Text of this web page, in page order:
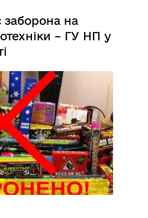
заборона на
– ГУ НП у